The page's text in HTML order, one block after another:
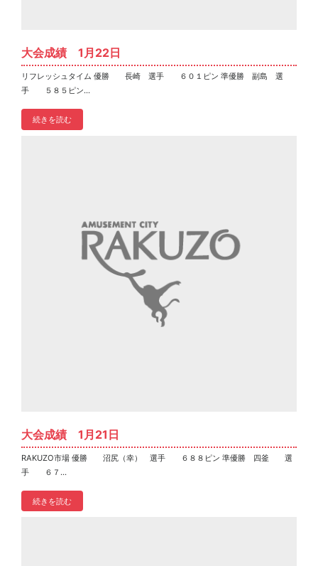
大会成績 1月22日
リフレッシュタイム 優勝 長崎 選手 ６０１ピン 準優勝 副島 選
手 ５８５ピン...
続きを読む
大会成績 1月21日
RAKUZO市場 優勝 沼尻（幸） 選手 ６８８ピン 準優勝 四釜 選
手 ６７...
続きを読む